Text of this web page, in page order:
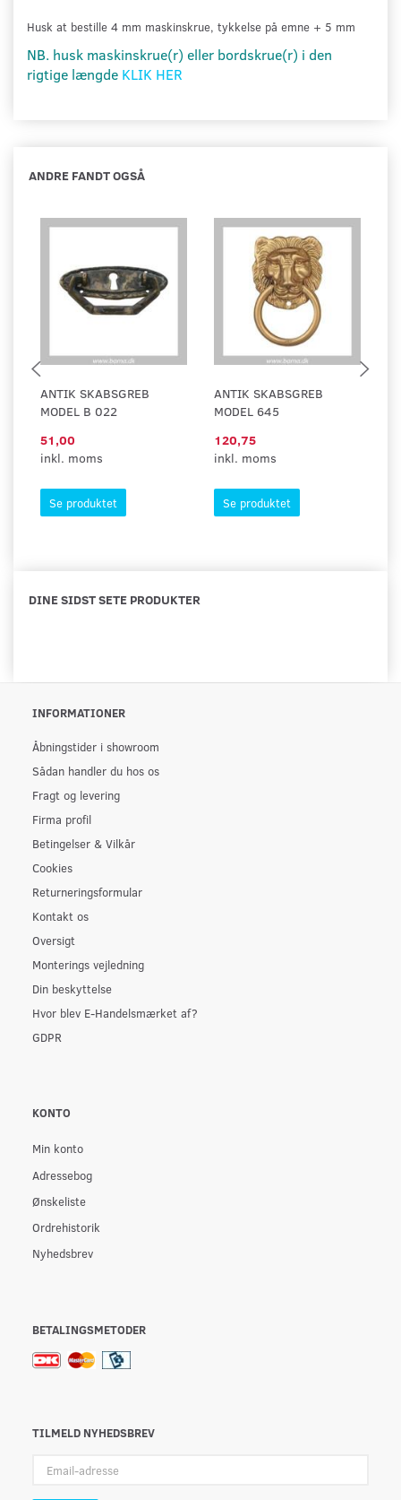
Husk at bestille 4 mm maskinskrue, tykkelse på emne + 5 mm
NB. husk maskinskrue(r) eller bordskrue(r) i den
rigtige længde KLIK HER
ANDRE FANDT OGSÅ
ANTIK SKABSGREB
MODEL B 022
51,00
inkl. moms
Se produktet
ANTIK SKABSGREB
MODEL 645
120,75
inkl. moms
Se produktet
DINE SIDST SETE PRODUKTER
INFORMATIONER
Åbningstider i showroom
Sådan handler du hos os
Fragt og levering
Firma profil
Betingelser & Vilkår
Cookies
Returneringsformular
Kontakt os
Oversigt
Monterings vejledning
Din beskyttelse
Hvor blev E-Handelsmærket af?
GDPR
KONTO
Min konto
Adressebog
Ønskeliste
Ordrehistorik
Nyhedsbrev
BETALINGSMETODER
TILMELD NYHEDSBREV
adresse